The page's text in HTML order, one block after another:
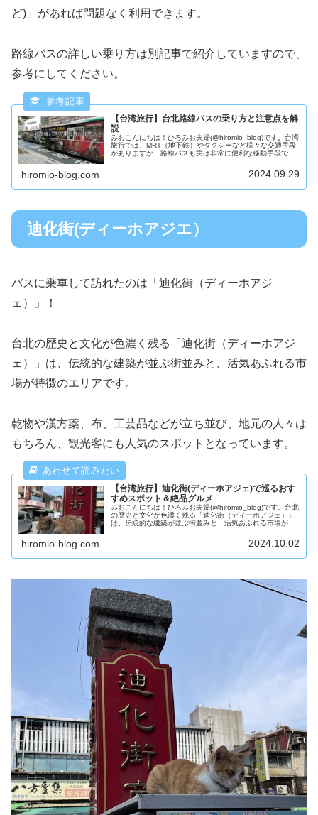
ど)」があれば問題なく利用できます。
路線バスの詳しい乗り方は別記事で紹介していますので、
参考にしてください。
【台湾旅行】台北路線バスの乗り方と注意点を解
説
みおこんにちは！ひろみお夫婦(@hiromio_blog)です。台湾
旅行では、MRT（地下鉄）やタクシーなど様々な交通手段
がありますが、路線バスも実は非常に便利な移動手段で
hiromio-blog.com 2024.09.29
迪化街(ディーホアジエ）
バスに乗車して訪れたのは「迪化街（ディーホアジ
ェ）」！
台北の歴史と文化が色濃く残る「迪化街（ディーホアジ
ェ）」は、伝統的な建築が並ぶ街並みと、活気あふれる市
場が特徴のエリアです。
乾物や漢方薬、布、工芸品などが立ち並び、地元の人々は
もちろん、観光客にも人気のスポットとなっています。
【台湾旅行】迪化街(ディーホアジェ)で巡るおす
すめスポット＆絶品グルメ
みおこんにちは！ひろみお夫婦(@hiromio_blog)です。台北
の歴史と文化が色濃く残る「迪化街（ディーホアジェ）」
は、伝統的な建築が並ぶ街並みと、活気あふれる市場が特
hiromio-blog.com 2024.10.02